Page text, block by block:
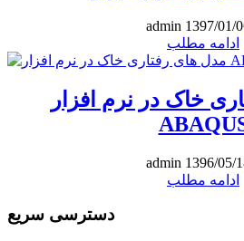
admin 1397/01/
ادامه مطلب
خاک در نرم افزار
admin 1396/05/
ادامه مطلب
دسترسی سریع